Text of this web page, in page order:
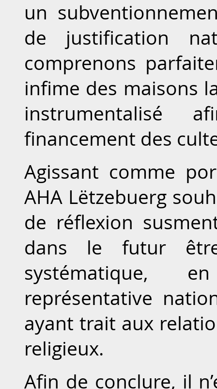
un
de justification
comprenons
infime des maisons
instrumentalisé
financement des
Agissant comme
AHA Lëtzebuerg
de réflexion
dans le futur
systématique,
représentative
ayant trait aux
religieux.
Afin de conclure, il